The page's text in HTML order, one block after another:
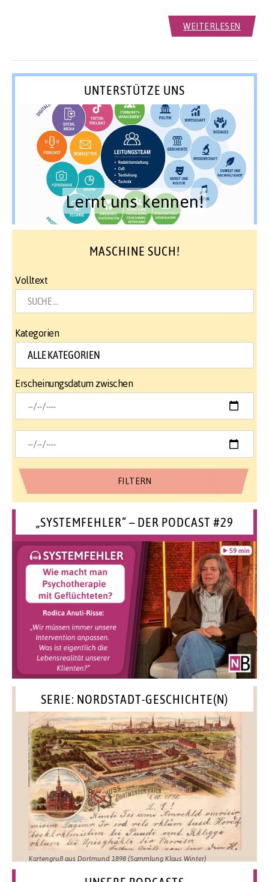
WEITERLESEN
UNTERSTÜTZE UNS
Lernt uns kennen!
MASCHINE SUCH!
Volltext
Kategorien
Erscheinungsdatum zwischen
„SYSTEMFEHLER“ – DER PODCAST #29
SERIE: NORDSTADT-GESCHICHTE(N)
Kartengruß aus Dortmund 1898 (Sammlung Klaus Winter)